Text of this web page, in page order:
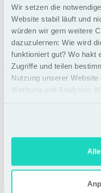
Wir setzen die
Website stabil läuft und
würden wir gern weitere
dazuzulernen: Wie wird
funktioniert gut? Wo hakt
Zugriffe und teilen
Nutzung unserer Website
Werbung und Analysen.
Early Horse
Bis 2 Monate vor
Ursprünglicher
Preis:
1.590,00 €
Neuer
1.490,00 €